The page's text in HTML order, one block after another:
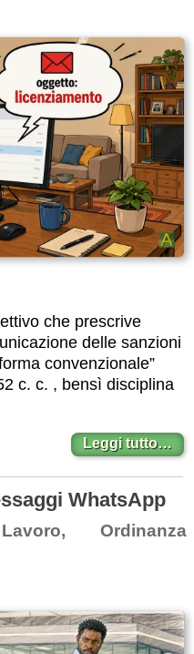
che prescrive
delle sanzioni
convenzionale”
c. c. , bensì disciplina
Leggi tutto…
WhatsApp
Ordinanza